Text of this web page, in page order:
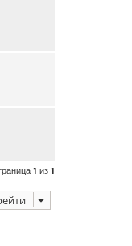
1 из1